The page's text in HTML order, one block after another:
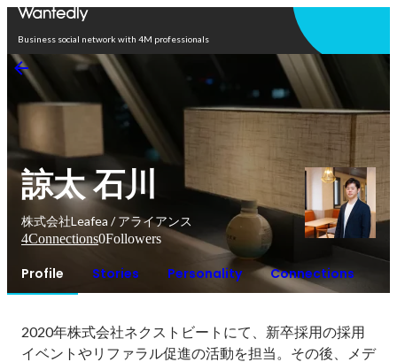
Business social network with 4M professionals
諒太 石川
株式会社Leafea / アライアンス
4Connections0Followers
Profile Stories Personality Connections
2020年株式会社ネクストビートにて、新卒採用の採用
イベントやリファラル促進の活動を担当。その後、メデ